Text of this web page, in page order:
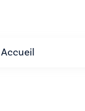
Accueil